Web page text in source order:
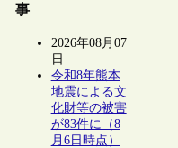
事
2026年08月07
日
令和8年熊本
地震による文
化財等の被害
が83件に（8
月6日時点）